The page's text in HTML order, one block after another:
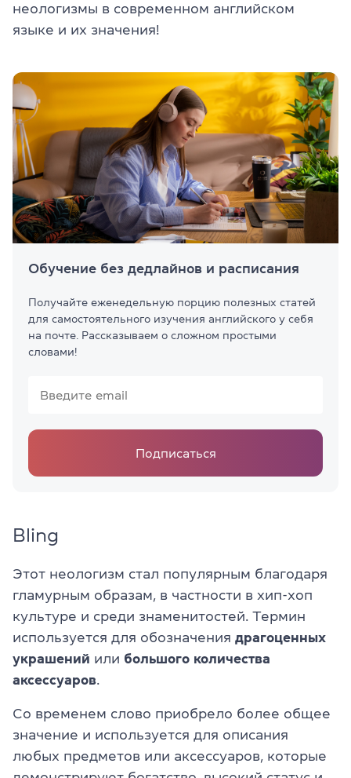
неологизмы в современном английском
языке и их значения!
Обучение без дедлайнов и расписания
Получайте еженедельную порцию полезных статей
для самостоятельного изучения английского у себя
на почте. Рассказываем о сложном простыми
словами!
Подписаться
Bling
Этот неологизм стал популярным благодаря
гламурным образам, в частности в хип-хоп
культуре и среди знаменитостей. Термин
используется для обозначения драгоценных
украшений или большого количества
аксессуаров.
Со временем слово приобрело более общее
значение и используется для описания
любых предметов или аксессуаров, которые